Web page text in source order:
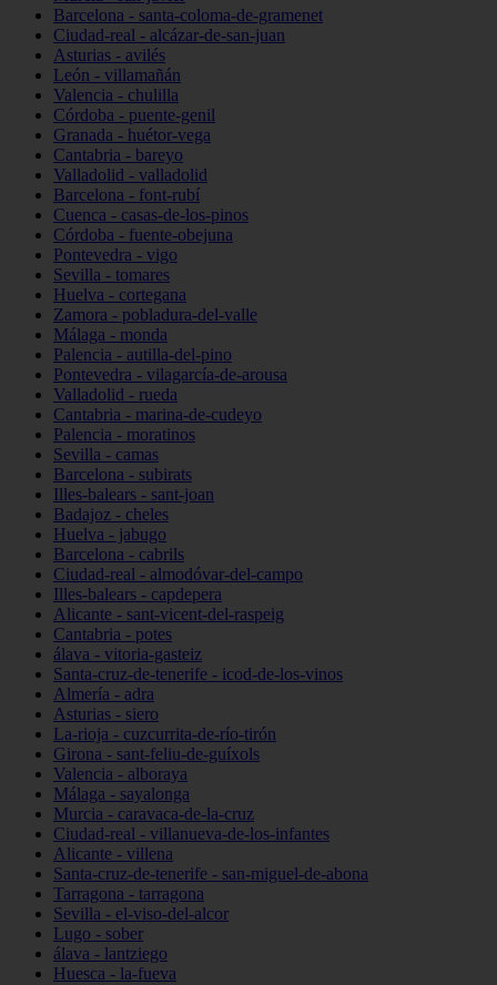
Barcelona - santa-coloma-de-gramenet
Ciudad-real - alcázar-de-san-juan
Asturias - avilés
León - villamañán
Valencia - chulilla
Córdoba - puente-genil
Granada - huétor-vega
Cantabria - bareyo
Valladolid - valladolid
Barcelona - font-rubí
Cuenca - casas-de-los-pinos
Córdoba - fuente-obejuna
Pontevedra - vigo
Sevilla - tomares
Huelva - cortegana
Zamora - pobladura-del-valle
Málaga - monda
Palencia - autilla-del-pino
Pontevedra - vilagarcía-de-arousa
Valladolid - rueda
Cantabria - marina-de-cudeyo
Palencia - moratinos
Sevilla - camas
Barcelona - subirats
Illes-balears - sant-joan
Badajoz - cheles
Huelva - jabugo
Barcelona - cabrils
Ciudad-real - almodóvar-del-campo
Illes-balears - capdepera
Alicante - sant-vicent-del-raspeig
Cantabria - potes
álava - vitoria-gasteiz
Santa-cruz-de-tenerife - icod-de-los-vinos
Almería - adra
Asturias - siero
La-rioja - cuzcurrita-de-río-tirón
Girona - sant-feliu-de-guíxols
Valencia - alboraya
Málaga - sayalonga
Murcia - caravaca-de-la-cruz
Ciudad-real - villanueva-de-los-infantes
Alicante - villena
Santa-cruz-de-tenerife - san-miguel-de-abona
Tarragona - tarragona
Sevilla - el-viso-del-alcor
Lugo - sober
álava - lantziego
Huesca - la-fueva